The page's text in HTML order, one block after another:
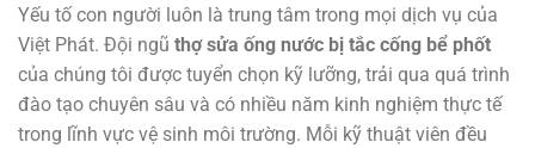
Yếu tố con người luôn là trung tâm trong mọi dịch vụ của
Việt Phát. Đội ngũ thợ sửa ống nước bị tắc cống bể phốt
của chúng tôi được tuyển chọn kỹ lưỡng, trải qua quá trình
đào tạo chuyên sâu và có nhiều năm kinh nghiệm thực tế
trong lĩnh vực vệ sinh môi trường. Mỗi kỹ thuật viên đều